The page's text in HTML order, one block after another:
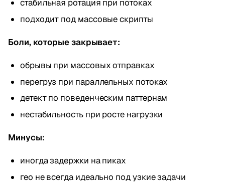
стабильная ротация при потоках
подходит под массовые скрипты
Боли, которые закрывает:
обрывы при массовых отправках
перегруз при параллельных потоках
детект по поведенческим паттернам
нестабильность при росте нагрузки
Минусы:
иногда задержки на пиках
гео не всегда идеально под узкие задачи